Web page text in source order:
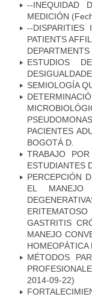
--INEQUIDAD
MEDICIÓN
--DISPARITIES
PATIENTS
ESTUDIOS
SEMIOLOGÍA
PACIENTES
BOGOTÁ D.
TRABAJO
ESTUDIANTES
PERCEPCIÓN
EL MANEJO
GASTRITIS
MANEJO
MÉTODOS
2014-09-22)